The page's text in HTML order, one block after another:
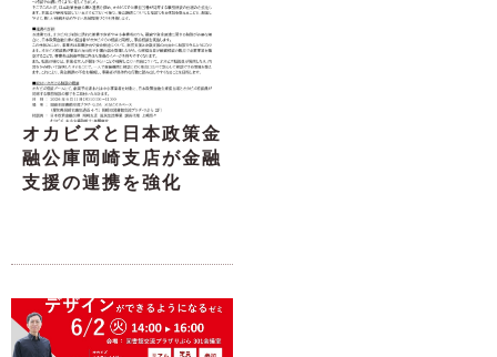
オカビズと日本政策金
融公庫岡崎支店が金融
支援の連携を強化